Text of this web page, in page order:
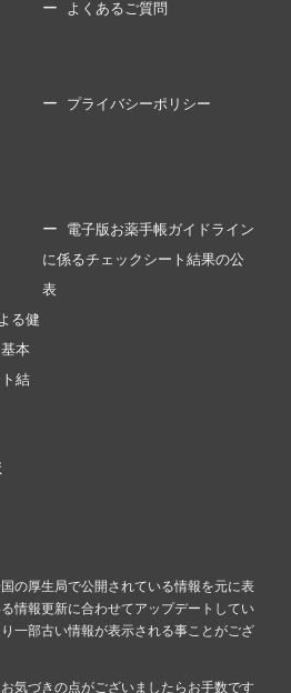
よくあるご質問
プライバシーポリシー
電子版お薬手帳ガイドライン
に係るチェックシート結果の公
表
る健
本
結
の厚生局で公開されている情報を元に表
情報更新に合わせてアップデートしてい
一部古い情報が表示される事ことがござ
気づきの点がございましたらお手数です